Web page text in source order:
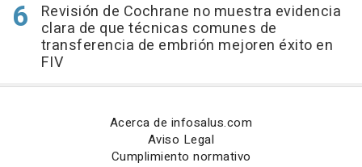
Revisión de Cochrane no muestra evidencia
clara de que técnicas comunes de
transferencia de embrión mejoren éxito en
FIV
Acerca de infosalus.com
Aviso Legal
Cumplimiento normativo